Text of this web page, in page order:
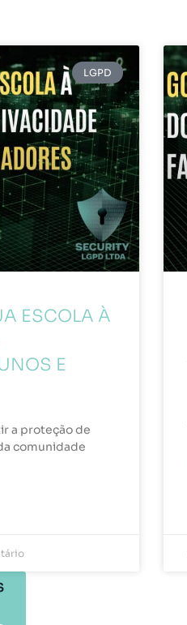
LGPD
ESCOLA À
E
a proteção de
comunidade